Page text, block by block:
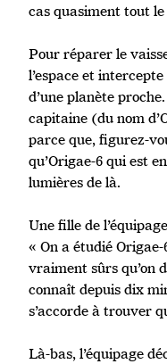
cas quasiment tout
Pour réparer le
l’espace et
d’une planète
capitaine (du nom
parce que, figurez-
qu’Origae-6 qui est
lumières de là.
Une fille de
« On a étudié
vraiment sûrs qu’on
connaît depuis dix
s’accorde à trouver
Là-bas, l’équipage